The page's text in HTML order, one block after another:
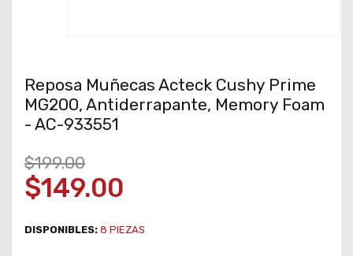
Reposa Muñecas Acteck Cushy Prime
MG200, Antiderrapante, Memory Foam
- AC-933551
$199.00
$149.00
DISPONIBLES: 8 PIEZAS